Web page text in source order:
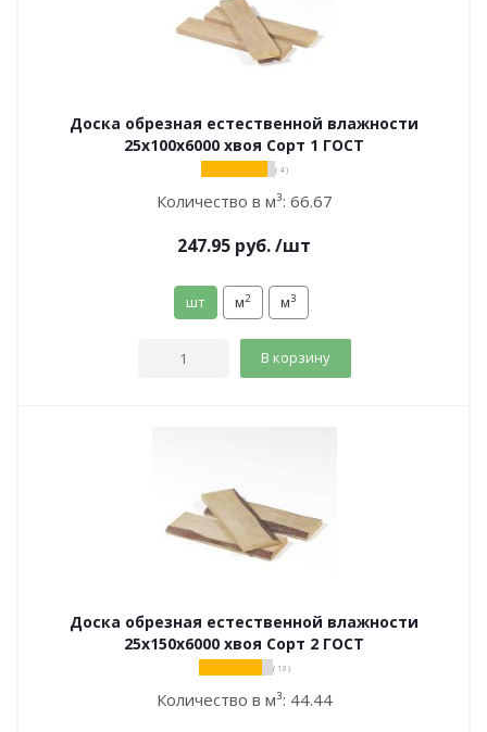
Доска обрезная естественной влажности
25х100х6000 хвоя Сорт 1 ГОСТ
( 4 )
Количество в м³: 66.67
247.95 руб./шт
шт м2 м3
В корзину
Доска обрезная естественной влажности
25х150х6000 хвоя Сорт 2 ГОСТ
( 13 )
Количество в м³: 44.44